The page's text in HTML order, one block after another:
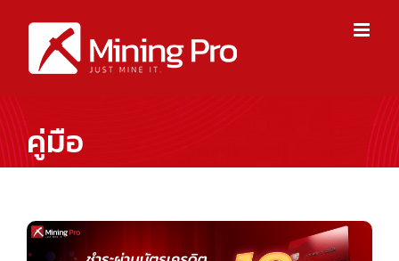
content
คู่มือ